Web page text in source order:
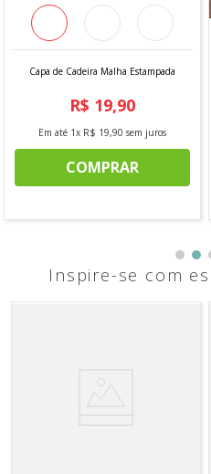
Capa de Cadeira Malha Estampada
R$ 19,90
Em até 1x R$ 19,90 sem juros
COMPRAR
Inspire-se com